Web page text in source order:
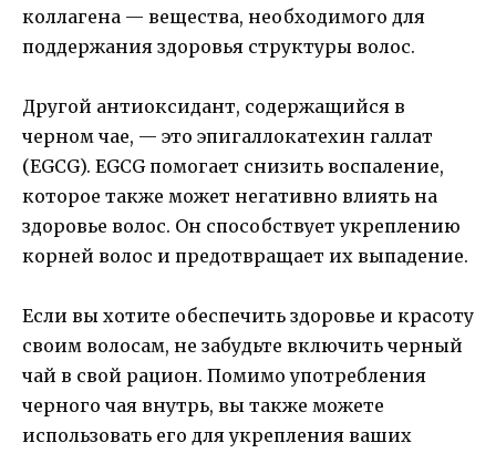
коллагена — вещества, необходимого для
поддержания здоровья структуры волос.
Другой антиоксидант, содержащийся в
черном чае, — это эпигаллокатехин галлат
(EGCG). EGCG помогает снизить воспаление,
которое также может негативно влиять на
здоровье волос. Он способствует укреплению
корней волос и предотвращает их выпадение.
Если вы хотите обеспечить здоровье и красоту
своим волосам, не забудьте включить черный
чай в свой рацион. Помимо употребления
черного чая внутрь, вы также можете
использовать его для укрепления ваших